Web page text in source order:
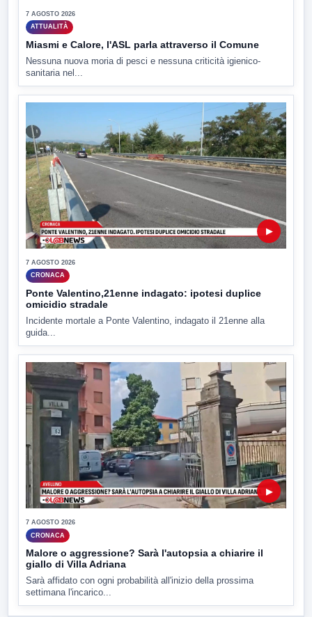
7 AGOSTO 2026
ATTUALITÀ
Miasmi e Calore, l'ASL parla attraverso il Comune
Nessuna nuova moria di pesci e nessuna criticità igienico-
sanitaria nel...
▶
7 AGOSTO 2026
CRONACA
Ponte Valentino,21enne indagato: ipotesi duplice
omicidio stradale
Incidente mortale a Ponte Valentino, indagato il 21enne alla
guida...
▶
7 AGOSTO 2026
CRONACA
Malore o aggressione? Sarà l'autopsia a chiarire il
giallo di Villa Adriana
Sarà affidato con ogni probabilità all'inizio della prossima
settimana l'incarico...